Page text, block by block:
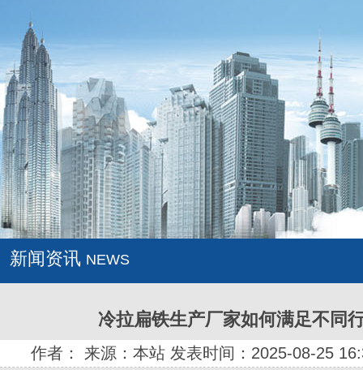
新闻资讯 NEWS
冷拉扁铁生产厂家如何满足不同
作者： 来源：本站 发表时间：2025-08-25